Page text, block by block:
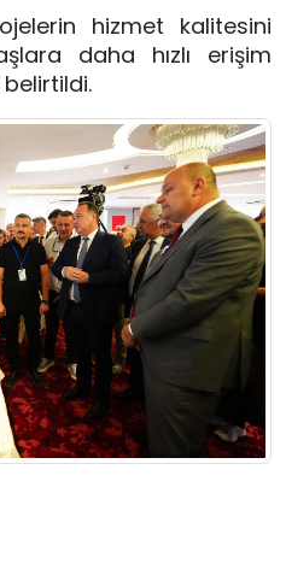
hizmet kalitesini
daha hızlı erişim